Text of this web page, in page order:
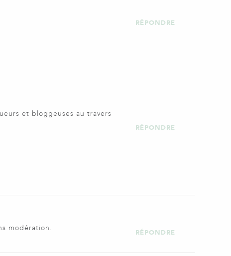
RÉPONDRE
et bloggeuses au travers
RÉPONDRE
modération.
RÉPONDRE